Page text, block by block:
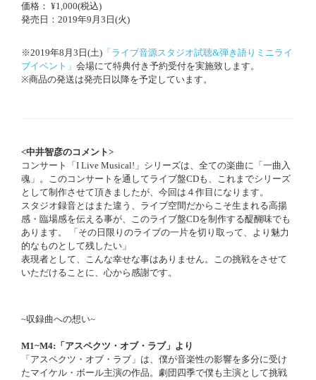
価格： ¥1,000(税込)
発売日：2019年9月3日(火)
※2019年8月3日(土) 「ライブ音源スタジオ試聴&弾き語りミニライ
ブイベント」 会場にて特典付き予約受付を実施致します。
※商品の発送は発売日以降を予定しています。
<中井智彦のコメント>
コンサート「I Live Musical!」シリーズは、全ての楽曲に「一曲入
魂」。このコンサートを通してライブ盤CDも、これまでシリーズ
として制作させて頂きましたが、今回は４作目になります。
スタジオ録音とはまた違う、ライブ空間だからこそ生まれる高揚
感・臨場感を伝える事が、このライブ盤CDを制作する醍醐味でも
あります。 「その日限りのライブの一片を切り取って、より魅力
的なものとして残したい」
表現者として、こんな幸せな事はありません。この挑戦をさせて
いただけることに、心から感謝です。
~収録曲への想い~
M1~M4:「アスペクツ・オブ・ラブ」より
「アスペクツ・オブ・ラブ」は、僕が音楽性の影響を多分に受け
たマイケル・ボール主演の作品。劇団四季で僕も主演として挑戦